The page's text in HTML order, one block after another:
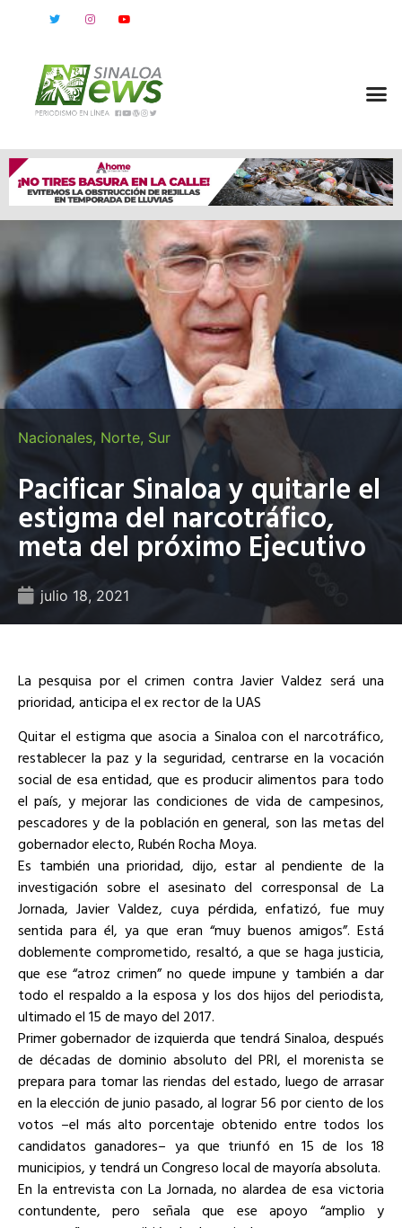
Nacionales, Norte, Sur
Pacificar Sinaloa y quitarle el
estigma del narcotráfico,
meta del próximo Ejecutivo
julio 18, 2021
La pesquisa por el crimen contra Javier Valdez será una
prioridad, anticipa el ex rector de la UAS
Quitar el estigma que asocia a Sinaloa con el narcotráfico,
restablecer la paz y la seguridad, centrarse en la vocación
social de esa entidad, que es producir alimentos para todo
el país, y mejorar las condiciones de vida de campesinos,
pescadores y de la población en general, son las metas del
gobernador electo, Rubén Rocha Moya.
Es también una prioridad, dijo, estar al pendiente de la
investigación sobre el asesinato del corresponsal de La
Jornada, Javier Valdez, cuya pérdida, enfatizó, fue muy
sentida para él, ya que eran “muy buenos amigos”. Está
doblemente comprometido, resaltó, a que se haga justicia,
que ese “atroz crimen” no quede impune y también a dar
todo el respaldo a la esposa y los dos hijos del periodista,
ultimado el 15 de mayo del 2017.
Primer gobernador de izquierda que tendrá Sinaloa, después
de décadas de dominio absoluto del PRI, el morenista se
prepara para tomar las riendas del estado, luego de arrasar
en la elección de junio pasado, al lograr 56 por ciento de los
votos –el más alto porcentaje obtenido entre todos los
candidatos ganadores– ya que triunfó en 15 de los 18
municipios, y tendrá un Congreso local de mayoría absoluta.
En la entrevista con La Jornada, no alardea de esa victoria
contundente, pero señala que ese apoyo “amplio y